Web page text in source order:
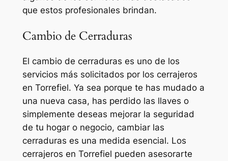
que estos profesionales brindan.
Cambio de Cerraduras
El cambio de cerraduras es uno de los
servicios más solicitados por los cerrajeros
en Torrefiel. Ya sea porque te has mudado a
una nueva casa, has perdido las llaves o
simplemente deseas mejorar la seguridad
de tu hogar o negocio, cambiar las
cerraduras es una medida esencial. Los
cerrajeros en Torrefiel pueden asesorarte